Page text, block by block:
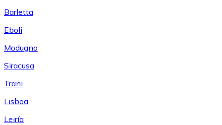
Barletta
Eboli
Modugno
Siracusa
Trani
Lisboa
Leiría